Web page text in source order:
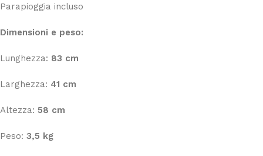
Parapioggia incluso
Dimensioni e peso:
Lunghezza: 83 cm
Larghezza: 41 cm
Altezza: 58 cm
Peso: 3,5 kg